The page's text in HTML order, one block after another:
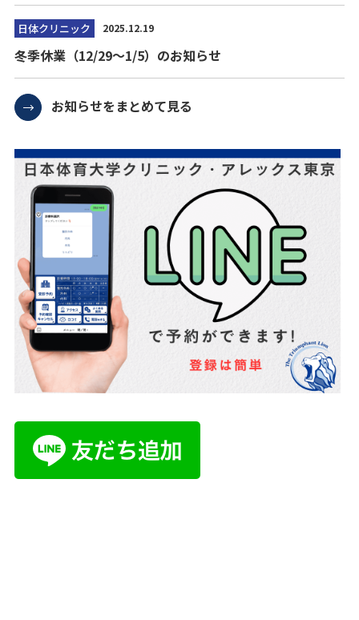
日体クリニック 2025.12.19
冬季休業（12/29～1/5）のお知らせ
お知らせをまとめて見る